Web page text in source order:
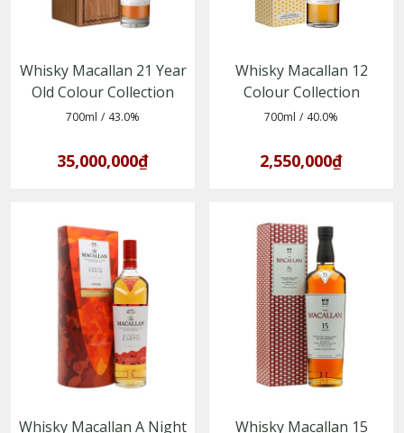
Whisky Macallan 21 Year
Old Colour Collection
(5010314312442)
700ml / 43.0%
35,000,000₫
Whisky Macallan 12
Colour Collection
(5010314312411)
700ml / 40.0%
2,550,000₫
Whisky Macallan A Night
Whisky Macallan 15